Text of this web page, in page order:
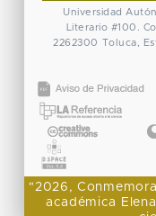
Universidad
Literario #100.
2262300 Toluca,
"2026,
académica